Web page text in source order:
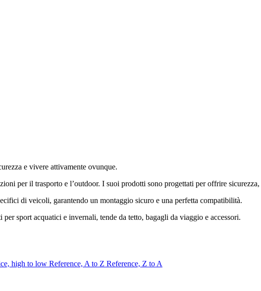
e vivere attivamente ovunque.
per il trasporto e l’outdoor. I suoi prodotti sono progettati per offrire
di veicoli, garantendo un montaggio sicuro e una perfetta compatibilità.
sport acquatici e invernali, tende da tetto, bagagli da viaggio e accessori.
high to low Reference, A to Z Reference, Z to A